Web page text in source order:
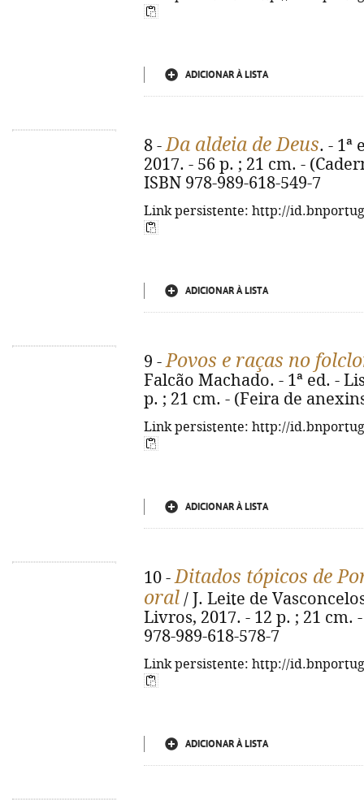
ADICIONAR À LISTA
8 -Da aldeia de Deus. - 1ª
2017. - 56 p. ; 21 cm. -
ISBN 978-989-618-549-7
Link persistente: http://
ADICIONAR À LISTA
9 -Povos e raças no
Falcão Machado. - 1ª ed. -
p. ; 21 cm. - (Feira de
Link persistente: http://
ADICIONAR À LISTA
10 -Ditados tópicos de
oral / J. Leite de
Livros, 2017. - 12 p. ; 21 cm.
978-989-618-578-7
Link persistente: http://
ADICIONAR À LISTA